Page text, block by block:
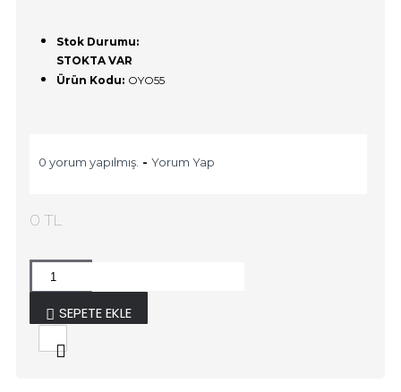
Stok Durumu:
STOKTA VAR
Ürün Kodu: OYO55
0 yorum yapılmış. - Yorum Yap
0 TL
SEPETE EKLE